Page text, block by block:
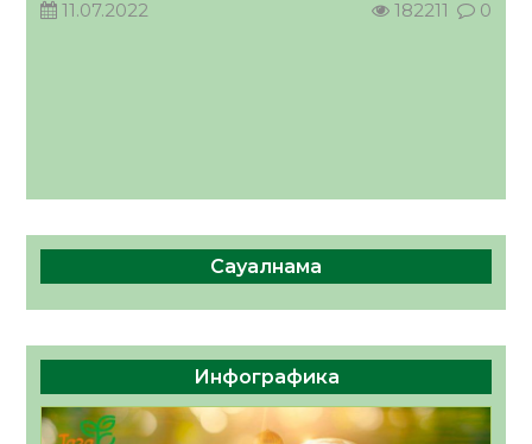
11.07.2022
182211 0
Сауалнама
Инфографика